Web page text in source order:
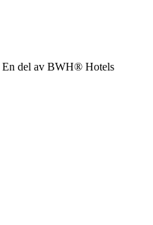
En del av BWH® Hotels